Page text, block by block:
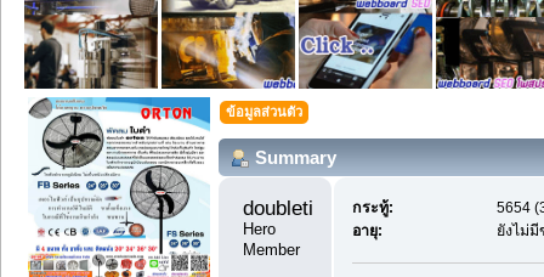
ข้อมูลส่วนตัว
Summary
doubletime11
Hero
Member
กระทู้:
5654
อายุ:
ยังไม่